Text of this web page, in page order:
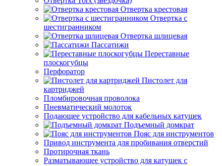
Отвертка крестовая
Отвертка с
шестигранником
Отвертка шлицевая
Пассатижи
Переставные
плоскогубцы
Перфоратор
Пистолет для
картриджей
Пломбировочная проволока
Пневматический молоток
Подающее устройство для кабельных катушек
Подъемный домкрат
Пояс для инструментов
Привод инструмента для пробивания отверстий
Протирочная ткань
Разматывающее устройство для катушек с